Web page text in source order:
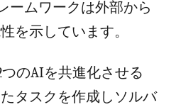
ームワークは外部から
を示しています。
のAIを共進化させる
タスクを作成しソルバ